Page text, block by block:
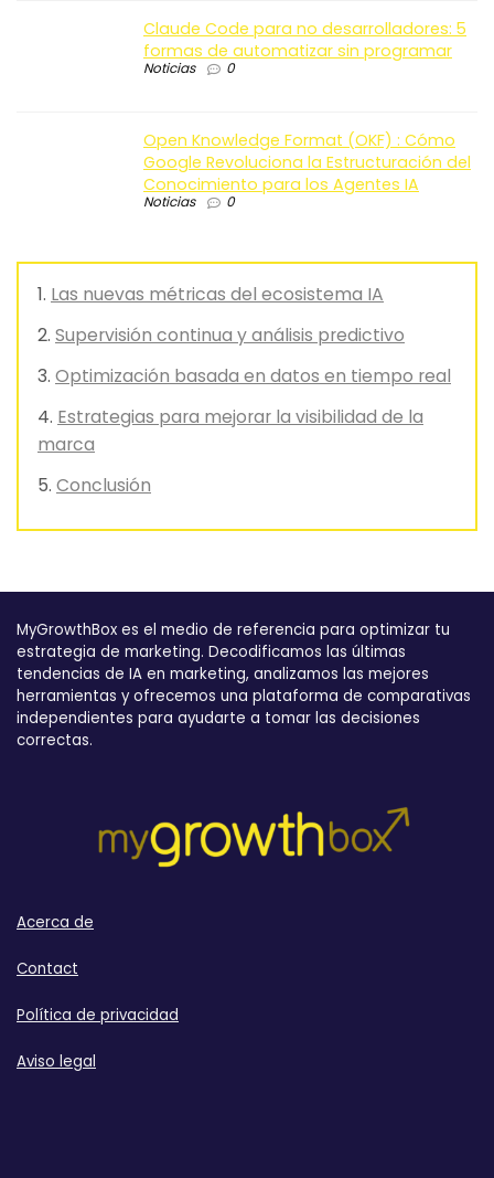
Claude Code para no desarrolladores: 5
formas de automatizar sin programar
Noticias 0
Open Knowledge Format (OKF) : Cómo
Google Revoluciona la Estructuración del
Conocimiento para los Agentes IA
Noticias 0
Las nuevas métricas del ecosistema IA
Supervisión continua y análisis predictivo
Optimización basada en datos en tiempo real
Estrategias para mejorar la visibilidad de la
marca
Conclusión
MyGrowthBox es el medio de referencia para optimizar tu
estrategia de marketing. Decodificamos las últimas
tendencias de IA en marketing, analizamos las mejores
herramientas y ofrecemos una plataforma de comparativas
independientes para ayudarte a tomar las decisiones
correctas.
Acerca de
Contact
Política de privacidad
Aviso legal